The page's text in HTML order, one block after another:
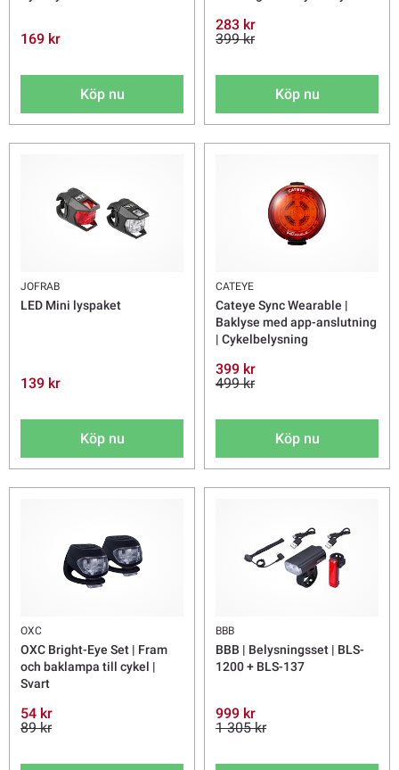
169 kr
Köp nu
283 kr
399 kr
Köp nu
JOFRAB
LED Mini lyspaket
139 kr
Köp nu
CATEYE
Cateye Sync Wearable |
Baklyse med app-anslutning
| Cykelbelysning
399 kr
499 kr
Köp nu
OXC
OXC Bright-Eye Set | Fram
och baklampa till cykel |
Svart
54 kr
89 kr
BBB
BBB | Belysningsset | BLS-
1200 + BLS-137
999 kr
1 305 kr